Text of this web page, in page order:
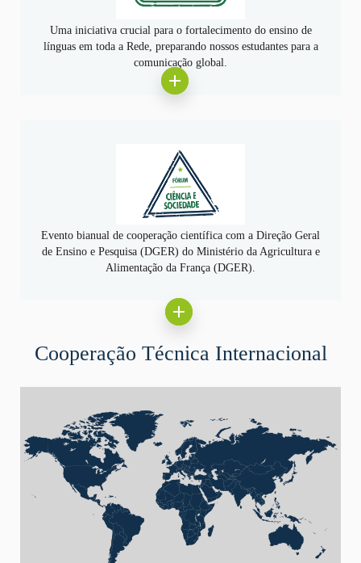
Uma iniciativa crucial para o fortalecimento do ensino de
línguas em toda a Rede, preparando nossos estudantes para a
comunicação global.
Evento bianual de cooperação científica com a Direção Geral
de Ensino e Pesquisa (DGER) do Ministério da Agricultura e
Alimentação da França (DGER).
Cooperação Técnica Internacional